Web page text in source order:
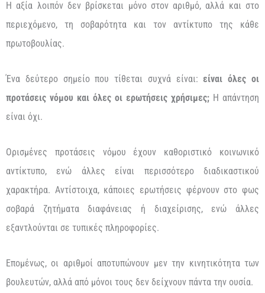
Η αξία λοιπόν δεν βρίσκεται μόνο στον αριθμό, αλλά και στο
περιεχόμενο, τη σοβαρότητα και τον αντίκτυπο της κάθε
πρωτοβουλίας.
Ένα δεύτερο σημείο που τίθεται συχνά είναι:είναι όλες οι
προτάσεις νόμου και όλες οι ερωτήσεις χρήσιμες; Η απάντηση
είναι όχι.
Ορισμένες προτάσεις νόμου έχουν καθοριστικό κοινωνικό
αντίκτυπο, ενώ άλλες είναι περισσότερο διαδικαστικού
χαρακτήρα. Αντίστοιχα, κάποιες ερωτήσεις φέρνουν στο φως
σοβαρά ζητήματα διαφάνειας ή διαχείρισης, ενώ άλλες
εξαντλούνται σε τυπικές πληροφορίες.
Επομένως, οι αριθμοί αποτυπώνουν μεν την κινητικότητα των
βουλευτών, αλλά από μόνοι τους δεν δείχνουν πάντα την ουσία.